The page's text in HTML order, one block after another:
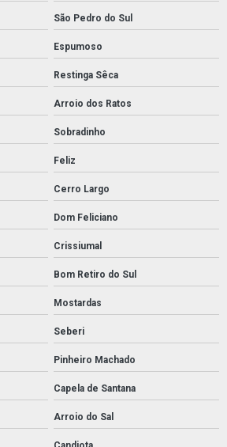
São Pedro do Sul
Espumoso
Restinga Sêca
Arroio dos Ratos
Sobradinho
Feliz
Cerro Largo
Dom Feliciano
Crissiumal
Bom Retiro do Sul
Mostardas
Seberi
Pinheiro Machado
Capela de Santana
Arroio do Sal